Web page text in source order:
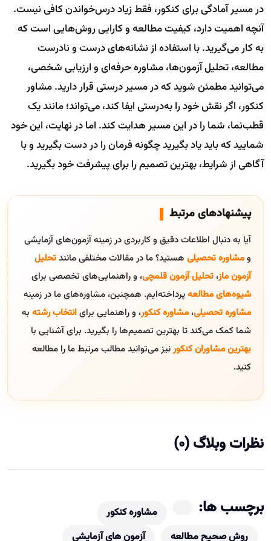
در مسیر آمادگی برای کنکور، فقط زیاد درس‌خواندن کافی نیست.
آنچه اهمیت دارد، کیفیت مطالعه و کارایی روش‌هایی است که
به کار می‌گیرید. با استفاده از نشانه‌های درست و نادرست
مطالعه، تحلیل آزمون‌ها، مشاوره حرفه‌ای و ارزیابی شخصی،
می‌توانید مطمئن شوید که در مسیر درستی قرار دارید. مشاور
کنکور، اگر نقش خود را به‌درستی ایفا کند، می‌تواند؛ مانند یک
قطب‌نما، شما را در این مسیر هدایت کند. اما در نهایت، این خود
شمایید که باید یاد بگیرید چگونه فرمان را در دست بگیرید و با
آگاهی از شرایط، بهترین تصمیم را برای پیشرفت خود بگیرید.
پیشنهادهای مرتبط
آیا به دنبال اطلاعات دقیق و کاربردی در زمینه آزمون‌های آزمایشی
ومشاوره تحصیلی هستید؟ ما در مقالات مختلفی مانندتحلیل
آزمون ماز، تحلیل آزمون قلمچی، و راهنمایی‌های تخصصی برای
شیوه‌های مطالعهپرداخته‌ایم. همچنین، مشاوره‌های ما در زمینه
مشاوره تحصیلی، مشاوره کنکور، و راهنمایی برایانتخاب رشته به
شما کمک می‌کند تا بهترین تصمیم‌ها را بگیرید. برای آشنایی با
بهترین مشاوران کنکورنیز می‌توانید مطالب مرتبط ما را مطالعه
کنید.
نظرات وبلاگ (0)
برچسب ها:
مشاوره کنکور
روش صحیح مطالعه
آزمون های آزمایشی